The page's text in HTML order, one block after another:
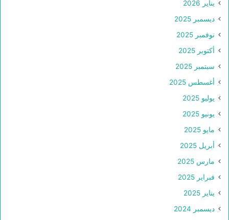
يناير 2026
ديسمبر 2025
نوفمبر 2025
أكتوبر 2025
سبتمبر 2025
أغسطس 2025
يوليو 2025
يونيو 2025
مايو 2025
أبريل 2025
مارس 2025
فبراير 2025
يناير 2025
ديسمبر 2024